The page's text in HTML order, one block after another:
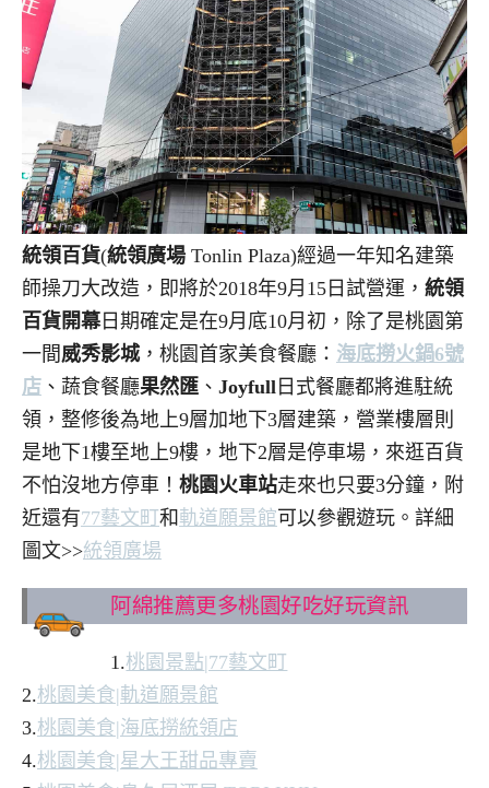
統領百貨(統領廣場 Tonlin Plaza)經過一年知名建築
師操刀大改造，即將於2018年9月15日試營運， 統領
百貨開幕日期確定是在9月底10月初，除了是桃園第
一間威秀影城，桃園首家美食餐廳： 海底撈火鍋6號
店 、蔬食餐廳果然匯 、 Joyfull 日式餐廳都將進駐統
領，整修後為地上9層加地下3層建築，營業樓層則
是地下1樓至地上9樓，地下2層是停車場，來逛百貨
不怕沒地方停車！ 桃園火車站走來也只要3分鐘，附
近還有77藝文町 和 軌道願景館可以參觀遊玩。詳細
圖文>>統領廣場
阿綿推薦更多桃園好吃好玩資訊
1.桃園景點|77藝文町
2.桃園美食|軌道願景館
3.桃園美食|海底撈統領店
4.桃園美食|星大王甜品專賣